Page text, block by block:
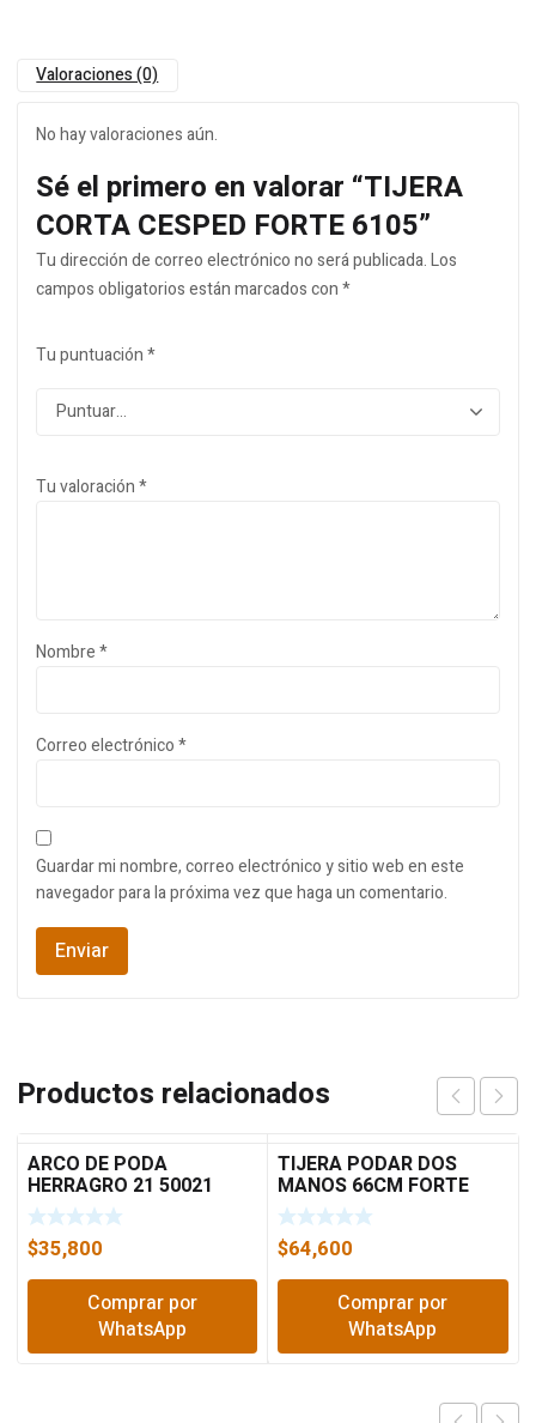
Valoraciones (0)
No hay valoraciones aún.
Sé el primero en valorar “TIJERA
CORTA CESPED FORTE 6105”
Tu dirección de correo electrónico no será publicada.Los
campos obligatorios están marcados con*
Tu puntuación*
Tu valoración*
Nombre*
Correo electrónico*
Guardar mi nombre, correo electrónico y sitio web en este
navegador para la próxima vez que haga un comentario.
Productos relacionados
ARCO DE PODA
HERRAGRO 21 50021
$35,800
Comprar por
WhatsApp
TIJERA PODAR DOS
MANOS 66CM FORTE
6106
$64,600
Comprar por
WhatsApp